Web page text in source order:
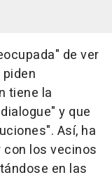
de ver
tiene la
y que
Así, ha
con los vecinos
en las